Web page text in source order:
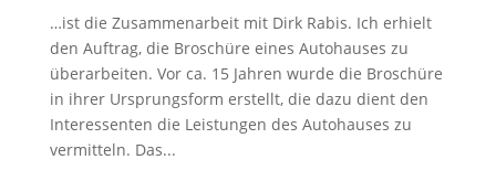
…ist die Zusammenarbeit mit Dirk Rabis. Ich erhielt
den Auftrag, die Broschüre eines Autohauses zu
überarbeiten. Vor ca. 15 Jahren wurde die Broschüre
in ihrer Ursprungsform erstellt, die dazu dient den
Interessenten die Leistungen des Autohauses zu
vermitteln. Das...